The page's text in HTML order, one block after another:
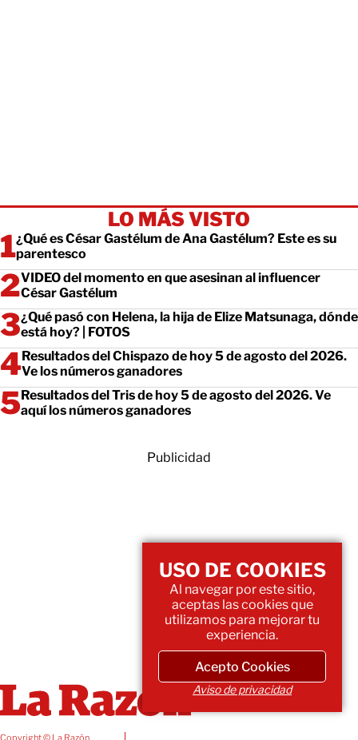
LO MÁS VISTO
¿Qué es César Gastélum de Ana Gastélum? Este es su
parentesco
VIDEO del momento en que asesinan al influencer
César Gastélum
¿Qué pasó con Helena, la hija de Elize Matsunaga, dónde
está hoy? | FOTOS
Resultados del Chispazo de hoy 5 de agosto del 2026.
Ve los números ganadores
Resultados del Tris de hoy 5 de agosto del 2026. Ve
aquí los números ganadores
Publicidad
Copyright © La Razón
USO DE COOKIES
Al navegar por este sitio,
aceptas las cookies que
utilizamos para mejorar tu
experiencia.
Acepto Cookies
Aviso de privacidad